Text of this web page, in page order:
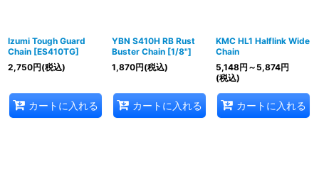
Izumi Tough Guard
Chain [ES410TG]
2,750円(税込)
カートに入れる
YBN S410H RB Rust
Buster Chain [1/8"]
1,870円(税込)
カートに入れる
KMC HL1 Halflink Wide
Chain
5,148円 ～5,874円
(税込)
カートに入れる